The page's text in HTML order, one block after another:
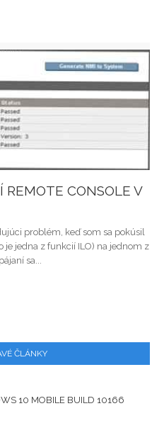
REMOTE CONSOLE V
problém, keď som sa pokúsil
je jedna z funkcií ILO) na jednom z
sa...
ČLÁNKY
10 MOBILE BUILD 10166